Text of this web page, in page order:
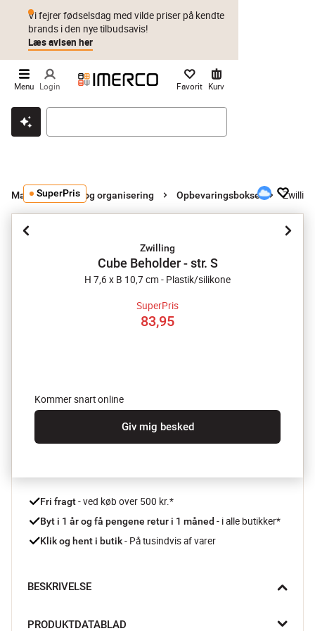
Klik & hent Byt i 1 år Prismatch
Vi fejrer fødselsdag med vilde priser på kendte
brands i den nye tilbudsavis!
Læs avisen her
Menu Login Favorit Kurv
Madopbevaring og organisering Opbevaringsbokse
SuperPris
Zwilling
Cube Beholder - str. S
H 7,6 x B 10,7 cm - Plastik/silikone
SuperPris
83,95
Kommer snart online
Giv mig besked
Fri fragt - ved køb over 500 kr.*
Byt i 1 år og få pengene retur i 1 måned - i alle butikker*
Klik og hent i butik - På tusindvis af varer
BESKRIVELSE
friske og hold dit madspild til et minimum. Men hvordan? Med
PRODUKTDATABLAD